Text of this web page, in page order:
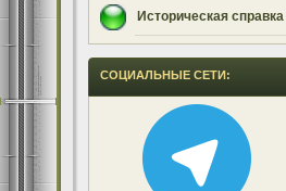
Историческая справка
СОЦИАЛЬНЫЕ СЕТИ: